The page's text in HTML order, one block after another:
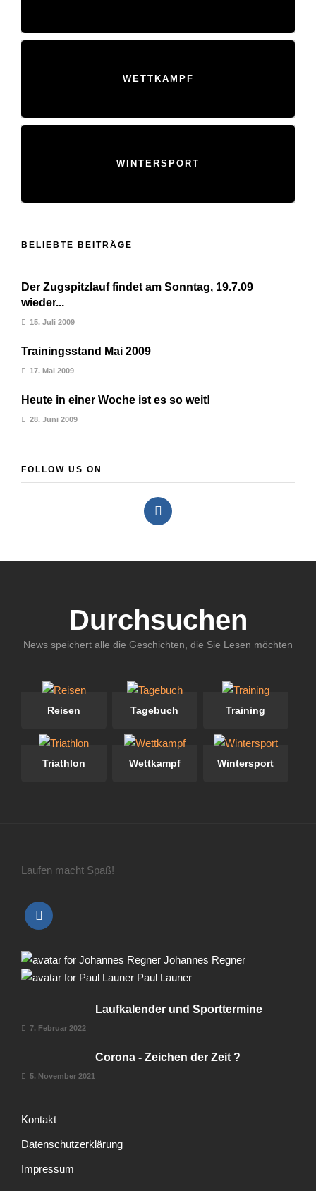
WETTKAMPF
WINTERSPORT
BELIEBTE BEITRÄGE
Der Zugspitzlauf findet am Sonntag, 19.7.09
wieder...
15. Juli 2009
Trainingsstand Mai 2009
17. Mai 2009
Heute in einer Woche ist es so weit!
28. Juni 2009
FOLLOW US ON
Durchsuchen
News speichert alle die Geschichten, die Sie Lesen möchten
Reisen Tagebuch Training
Triathlon Wettkampf Wintersport
Laufen macht Spaß!
Johannes Regner
Paul Launer
Laufkalender und Sporttermine
7. Februar 2022
Corona - Zeichen der Zeit ?
5. November 2021
Kontakt
Datenschutzerklärung
Impressum